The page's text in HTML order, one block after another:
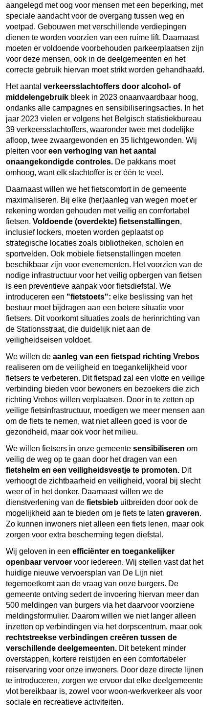
aangelegd met oog voor mensen met een beperking, met
speciale aandacht voor de overgang tussen weg en
voetpad. Gebouwen met verschillende verdiepingen
dienen te worden voorzien van een ruime lift. Daarnaast
moeten er voldoende voorbehouden parkeerplaatsen zijn
voor deze mensen, ook in de deelgemeenten en het
correcte gebruik hiervan moet strikt worden gehandhaafd.
Het aantal verkeersslachtoffers door alcohol- of
middelengebruik bleek in 2023 onaanvaardbaar hoog,
ondanks alle campagnes en sensibiliseringsacties. In het
jaar 2023 vielen er volgens het Belgisch statistiekbureau
39 verkeersslachtoffers, waaronder twee met dodelijke
afloop, twee zwaargewonden en 35 lichtgewonden. Wij
pleiten voor een verhoging van het aantal
onaangekondigde controles. De pakkans moet
omhoog, want elk slachtoffer is er één te veel.
Daarnaast willen we het fietscomfort in de gemeente
maximaliseren. Bij elke (her)aanleg van wegen moet er
rekening worden gehouden met veilig en comfortabel
fietsen. Voldoende (overdekte) fietsenstallingen,
inclusief lockers, moeten worden geplaatst op
strategische locaties zoals bibliotheken, scholen en
sportvelden. Ook mobiele fietsenstallingen moeten
beschikbaar zijn voor evenementen. Het voorzien van de
nodige infrastructuur voor het veilig opbergen van fietsen
is een preventieve aanpak voor fietsdiefstal. We
introduceren een "fietstoets": elke beslissing van het
bestuur moet bijdragen aan een betere situatie voor
fietsers. Dit voorkomt situaties zoals de herinrichting van
de Stationsstraat, die duidelijk niet aan de
veiligheidseisen voldoet.
We willen de aanleg van een fietspad richting Vrebos
realiseren om de veiligheid en toegankelijkheid voor
fietsers te verbeteren. Dit fietspad zal een vlotte en veilige
verbinding bieden voor bewoners en bezoekers die zich
richting Vrebos willen verplaatsen. Door in te zetten op
veilige fietsinfrastructuur, moedigen we meer mensen aan
om de fiets te nemen, wat niet alleen goed is voor de
gezondheid, maar ook voor het milieu.
We willen fietsers in onze gemeente sensibiliseren om
veilig de weg op te gaan door het dragen van een
fietshelm en een veiligheidsvestje te promoten. Dit
verhoogt de zichtbaarheid en veiligheid, vooral bij slecht
weer of in het donker. Daarnaast willen we de
dienstverlening van de fietsbieb uitbreiden door ook de
mogelijkheid aan te bieden om je fiets te laten graveren.
Zo kunnen inwoners niet alleen een fiets lenen, maar ook
zorgen voor extra bescherming tegen diefstal.
Wij geloven in een efficiënter en toegankelijker
openbaar vervoer voor iedereen. Wij stellen vast dat het
huidige nieuwe vervoersplan van De Lijn niet
tegemoetkomt aan de vraag van onze burgers. De
gemeente ontving sedert de invoering hiervan meer dan
500 meldingen van burgers via het daarvoor voorziene
meldingsformulier. Daarom willen we niet langer alleen
inzetten op verbindingen via het dorpscentrum, maar ook
rechtstreekse verbindingen creëren tussen de
verschillende deelgemeenten. Dit betekent minder
overstappen, kortere reistijden en een comfortabeler
reiservaring voor onze inwoners. Door deze directe lijnen
te introduceren, zorgen we ervoor dat elke deelgemeente
vlot bereikbaar is, zowel voor woon-werkverkeer als voor
sociale en recreatieve activiteiten.